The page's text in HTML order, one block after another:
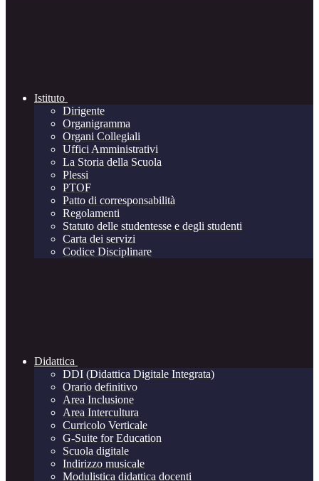
Istituto
Dirigente
Organigramma
Organi Collegiali
Uffici Amministrativi
La Storia della Scuola
Plessi
PTOF
Patto di corresponsabilità
Regolamenti
Statuto delle studentesse e degli studenti
Carta dei servizi
Codice Disciplinare
Didattica
DDI (Didattica Digitale Integrata)
Orario definitivo
Area Inclusione
Area Intercultura
Curricolo Verticale
G-Suite for Education
Scuola digitale
Indirizzo musicale
Modulistica didattica docenti